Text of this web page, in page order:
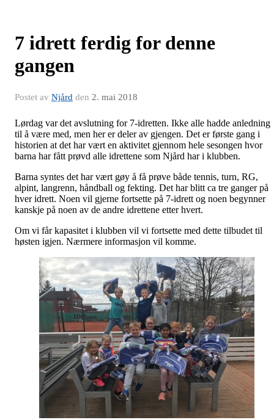
7 idrett ferdig for denne
gangen
Postet av Njård den 2. mai 2018
Lørdag var det avslutning for 7-idretten. Ikke alle hadde anledning
til å være med, men her er deler av gjengen. Det er første gang i
historien at det har vært en aktivitet gjennom hele sesongen hvor
barna har fått prøvd alle idrettene som Njård har i klubben.
Barna syntes det har vært gøy å få prøve både tennis, turn, RG,
alpint, langrenn, håndball og fekting. Det har blitt ca tre ganger på
hver idrett. Noen vil gjerne fortsette på 7-idrett og noen begynner
kanskje på noen av de andre idrettene etter hvert.
Om vi får kapasitet i klubben vil vi fortsette med dette tilbudet til
høsten igjen. Nærmere informasjon vil komme.